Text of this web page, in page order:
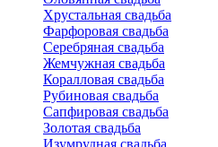
Хрустальная свадьба
Фарфоровая свадьба
Серебряная свадьба
Жемчужная свадьба
Коралловая свадьба
Рубиновая свадьба
Сапфировая свадьба
Золотая свадьба
Изумрудная свадьба